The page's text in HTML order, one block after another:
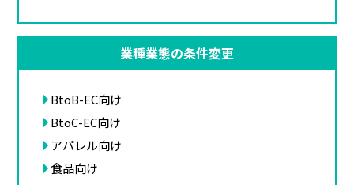
業種業態の条件変更
BtoB-EC向け
BtoC-EC向け
アパレル向け
食品向け